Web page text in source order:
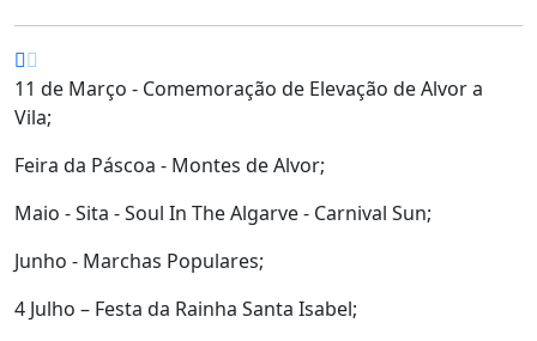
11 de Março - Comemoração de Elevação de Alvor a
Vila;
Feira da Páscoa - Montes de Alvor;
Maio - Sita - Soul In The Algarve - Carnival Sun;
Junho - Marchas Populares;
4 Julho – Festa da Rainha Santa Isabel;